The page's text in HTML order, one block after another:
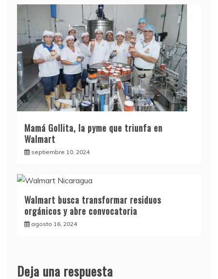
Mamá Gollita, la pyme que triunfa en
Walmart
septiembre 10, 2024
Walmart busca transformar residuos
orgánicos y abre convocatoria
agosto 16, 2024
Deja una respuesta